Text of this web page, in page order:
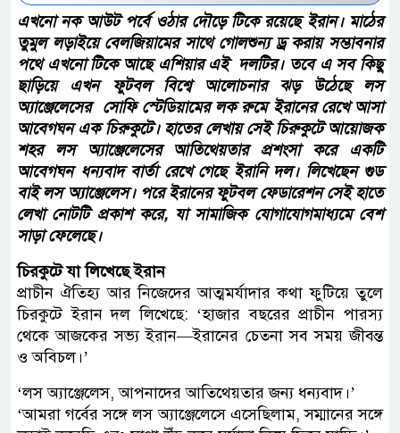
এখনো নক আউট পর্বে ওঠার দৌড়ে টিকে রয়েছে ইরান। মাঠের
তুমুল লড়াইয়ে বেলজিয়ামের সাথে গোলশুন্য ড্র করায় সম্ভাবনার
পথে এখনো টিকে আছে এশিয়ার এই দলটির। তবে এ সব কিছু
ছাড়িয়ে এখন ফুটবল বিশ্বে আলোচনার ঝড় উঠেছে লস
অ্যাঞ্জেলেসের সোফি স্টেডিয়ামের লক রুমে ইরানের রেখে আসা
আবেগঘন এক চিরুকুটে। হাতের লেখায় সেই চিরুকুটে আয়োজক
শহর লস অ্যাঞ্জেলেসের আতিথেয়তার প্রশংসা করে একটি
আবেগঘন ধন্যবাদ বার্তা রেখে গেছে ইরানি দল। লিখেছেন গুড
বাই লস অ্যাঞ্জেলেস। পরে ইরানের ফুটবল ফেডারেশন সেই হাতে
লেখা নোটটি প্রকাশ করে, যা সামাজিক যোগাযোগমাধ্যমে বেশ
সাড়া ফেলেছে।
চিরকুটে যা লিখেছে ইরান
প্রাচীন ঐতিহ্য আর নিজেদের আত্মমর্যাদার কথা ফুটিয়ে তুলে
চিরকুটে ইরান দল লিখেছে: ‘হাজার বছরের প্রাচীন পারস্য
থেকে আজকের সভ্য ইরান—ইরানের চেতনা সব সময় জীবন্ত
ও অবিচল।’
‘লস অ্যাঞ্জেলেস, আপনাদের আতিথেয়তার জন্য ধন্যবাদ।’
‘আমরা গর্বের সঙ্গে লস অ্যাঞ্জেলেসে এসেছিলাম, সম্মানের সঙ্গে